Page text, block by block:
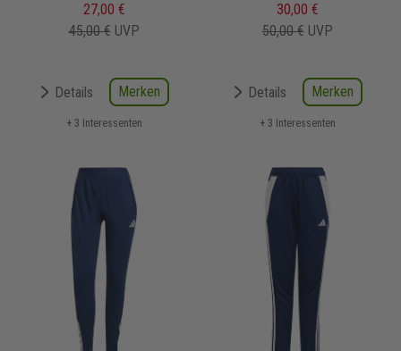
27,00 €
45,00 € UVP
Details Merken
+ 3 Interessenten
30,00 €
50,00 € UVP
Details Merken
+ 3 Interessenten